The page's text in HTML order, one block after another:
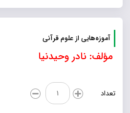
آموزه‌هایی از علوم قرآنی
مؤلف: نادر وحیدنیا
تعداد
آموزه‌هایی
از
علوم